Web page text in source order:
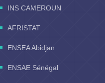
INS CAMEROUN
AFRISTAT
ENSEA Abidjan
ENSAE Sénégal